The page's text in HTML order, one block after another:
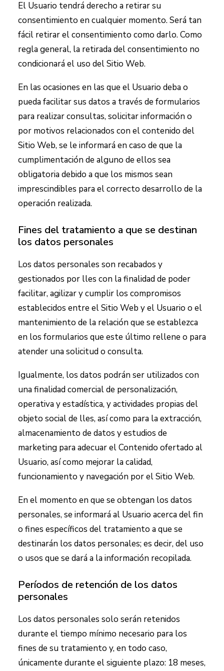
El Usuario tendrá derecho a retirar su
consentimiento en cualquier momento. Será tan
fácil retirar el consentimiento como darlo. Como
regla general, la retirada del consentimiento no
condicionará el uso del Sitio Web.
En las ocasiones en las que el Usuario deba o
pueda facilitar sus datos a través de formularios
para realizar consultas, solicitar información o
por motivos relacionados con el contenido del
Sitio Web, se le informará en caso de que la
cumplimentación de alguno de ellos sea
obligatoria debido a que los mismos sean
imprescindibles para el correcto desarrollo de la
operación realizada.
Fines del tratamiento a que se destinan
los datos personales
Los datos personales son recabados y
gestionados por lles con la finalidad de poder
facilitar, agilizar y cumplir los compromisos
establecidos entre el Sitio Web y el Usuario o el
mantenimiento de la relación que se establezca
en los formularios que este último rellene o para
atender una solicitud o consulta.
Igualmente, los datos podrán ser utilizados con
una finalidad comercial de personalización,
operativa y estadística, y actividades propias del
objeto social de lles, así como para la extracción,
almacenamiento de datos y estudios de
marketing para adecuar el Contenido ofertado al
Usuario, así como mejorar la calidad,
funcionamiento y navegación por el Sitio Web.
En el momento en que se obtengan los datos
personales, se informará al Usuario acerca del fin
o fines específicos del tratamiento a que se
destinarán los datos personales; es decir, del uso
o usos que se dará a la información recopilada.
Períodos de retención de los datos
personales
Los datos personales solo serán retenidos
durante el tiempo mínimo necesario para los
fines de su tratamiento y, en todo caso,
únicamente durante el siguiente plazo: 18 meses,